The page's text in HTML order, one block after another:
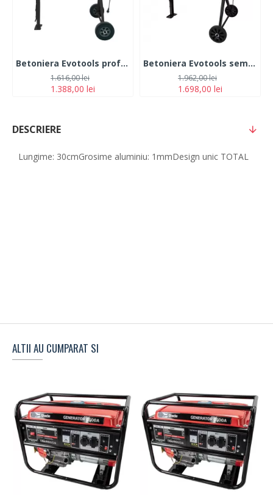
Betoniera Evotools profesionala , 800 W, 160 L, 32 RPM, 240 V, 37 cm diametru gura incarcare cuva, bi-material fonta si otel
1.388,00 lei
1.616,00 lei
Betoniera Evotools semi-profesionala, 800 W, 200l, 32 RPM, corona fonta
1.698,00 lei
1.962,00 lei
DESCRIERE
Lungime: 30cmGrosime aluminiu: 1mmDesign unic TOTAL
ALTII AU CUMPARAT SI